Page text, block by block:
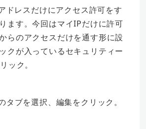
ドレスだけにアクセス許可をす
ます。今回はマイIPだけに許可
らのアクセスだけを通す形に設
クが入っているセキュリティー
ック。
タブを選択、編集をクリック。